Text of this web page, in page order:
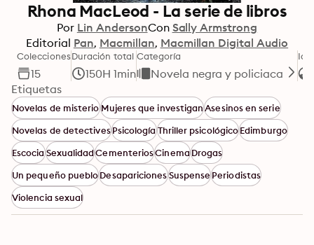
Rhona MacLeod - La serie de libros
Por Lin AndersonCon Sally Armstrong
Editorial Pan Macmillan Macmillan Digital Audio
Colecciones
15
Duración total
150H 1min
Categoría
Novela negra y policiaca
Etiquetas
Novelas de misterioMujeres que investiganAsesinos en serie
Novelas de detectivesPsicologíaThriller psicológicoEdimburgo
EscociaSexualidadCementeriosCinemaDrogas
Un pequeño puebloDesaparicionesSuspensePeriodistas
Violencia sexual